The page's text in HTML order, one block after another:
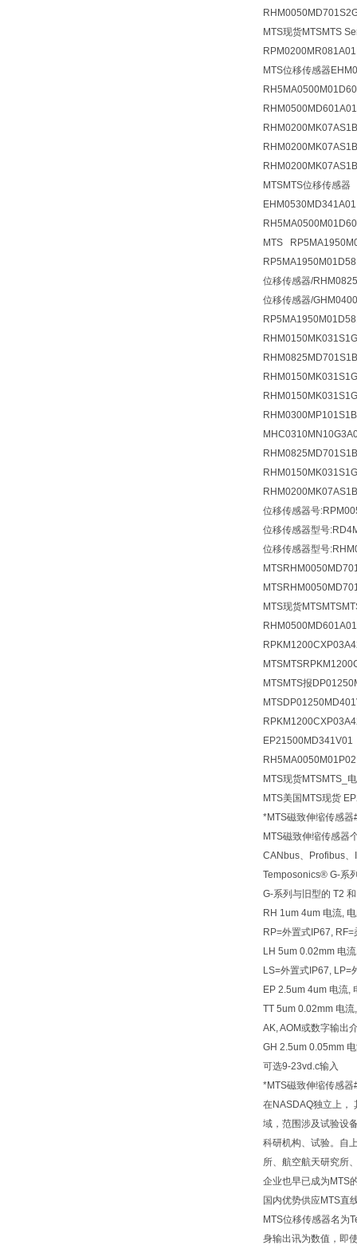
MTS现货MTSMTS
MTS位移传感器
MTSMTS位移传感
MTS
位移传感器/
位移传感器/
位移传感器号
位移传感器型号
位移传感器型号
MTS现货
MTSMTS报
MTS现货MTSMTS_
MTS美国MTS现货
*MTS磁致伸缩传感器
MTS磁致伸缩传感器
CANbus、Profibus
Temposonics® G-系
G-系列与旧型的 T2
RH 1um 4um 电流,
RP=外置式IP67, RF=
LH 5um 0.02mm 电
LS=外置式IP67, LP=
EP 2.5um 4um 电流,
TT 5um 0.02mm 电
AK, AOM或数字输出
GH 2.5um 0.05mm
可选9-23vd.c输入
*MTS磁致伸缩传感器
在NASDAQ独立上，
域，范围涉及试验设
科研机构、试验。自
所、航空航天研究所
企业也早已成为MTS
国内优势供应MTS直
MTS位移传感器名为
身输出讯为数值，即